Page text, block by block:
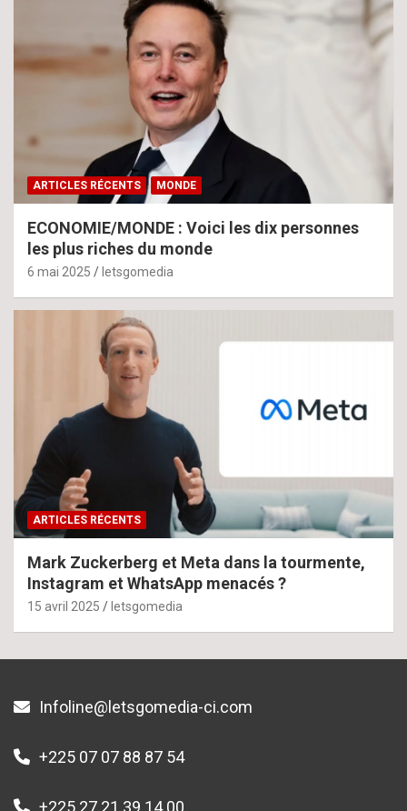
ARTICLES RÉCENTS MONDE
ECONOMIE/MONDE : Voici les dix personnes
les plus riches du monde
6 mai 2025 letsgomedia
ARTICLES RÉCENTS
Mark Zuckerberg et Meta dans la tourmente,
Instagram et WhatsApp menacés ?
15 avril 2025 letsgomedia
Infoline@letsgomedia-ci.com
+225 07 07 88 87 54
+225 27 21 39 14 00